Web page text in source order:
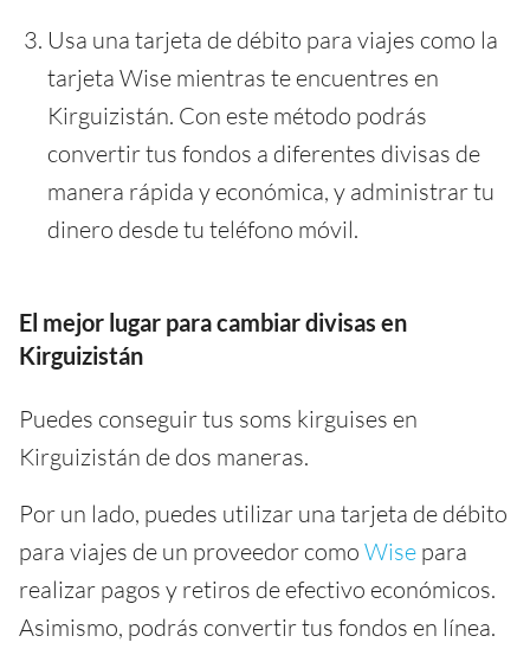
Usa una tarjeta de débito para viajes como la
tarjeta Wise mientras te encuentres en
Kirguizistán. Con este método podrás
convertir tus fondos a diferentes divisas de
manera rápida y económica, y administrar tu
dinero desde tu teléfono móvil.
El mejor lugar para cambiar divisas en
Kirguizistán
Puedes conseguir tus soms kirguises en
Kirguizistán de dos maneras.
Por un lado, puedes utilizar una tarjeta de débito
para viajes de un proveedor como Wise para
realizar pagos y retiros de efectivo económicos.
Asimismo, podrás convertir tus fondos en línea.